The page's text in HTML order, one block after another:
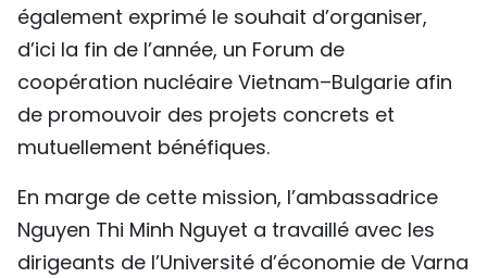
également exprimé le souhait d’organiser,
d’ici la fin de l’année, un Forum de
coopération nucléaire Vietnam–Bulgarie afin
de promouvoir des projets concrets et
mutuellement bénéfiques.
En marge de cette mission, l’ambassadrice
Nguyen Thi Minh Nguyet a travaillé avec les
dirigeants de l’Université d’économie de Varna